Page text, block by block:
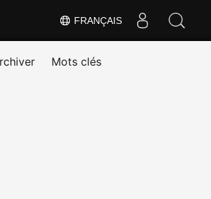
FRANÇAIS
Mots clés